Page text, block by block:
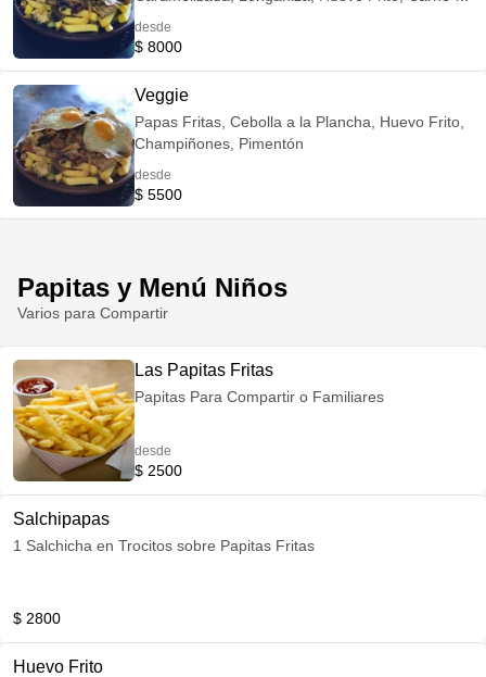
Cerdo + Carne de Filetes de Pechuga de Pollo.
desde
$ 8000
Veggie
Papas Fritas, Cebolla a la Plancha, Huevo Frito,
Champiñones, Pimentón
desde
$ 5500
Papitas y Menú Niños
Varios para Compartir
Las Papitas Fritas
Papitas Para Compartir o Familiares
desde
$ 2500
Salchipapas
1 Salchicha en Trocitos sobre Papitas Fritas
$ 2800
Huevo Frito